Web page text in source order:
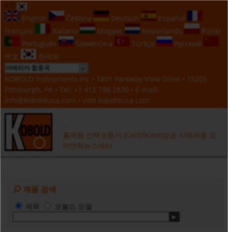
KO
English
Čeština Deutsch
Español
Français
Italiano Magyar Nederlands
Polski
Português
Slovenčina Türkçe
Русский
中文
한국의
KOBOLD Instruments Inc • 1801 Parkway View Drive • 15205
Pittsburgh, PA • Tel:
+1 412 788 2830 • E-mail:
info@koboldusa.com • visit koboldusa.com
홈 제품 선택 보증서 (Certificate) 성공 사례 제품 요
약 연락 뉴스레터
제품 검색
코볼드 모델